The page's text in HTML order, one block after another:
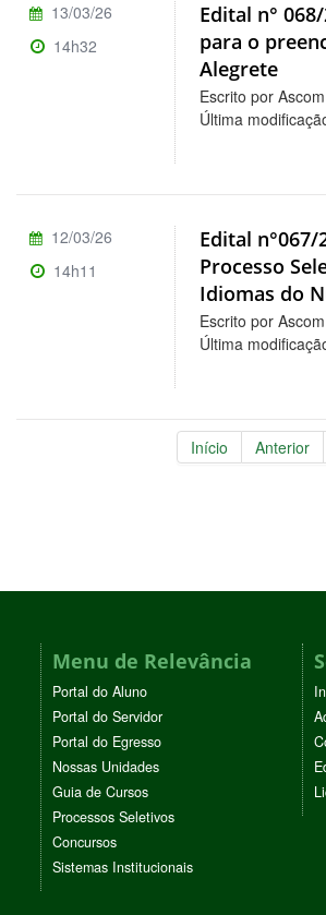
Edital n°
para o
Alegrete
Escrito por
Última
13/03/26
14h32
Edital
Processo
Idiomas do
Escrito por
Última
12/03/26
14h11
Início Anterior
Menu de Relevância
Portal do Aluno
Portal do Servidor
Portal do Egresso
Nossas Unidades
Guia de Cursos
Processos Seletivos
Concursos
Sistemas Institucionais